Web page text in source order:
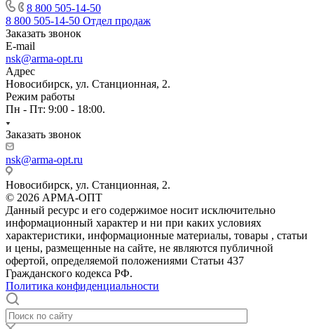
8 800 505-14-50
8 800 505-14-50 Отдел продаж
Заказать звонок
E-mail
nsk@arma-opt.ru
Адрес
Новосибирск, ул. Станционная, 2.
Режим работы
Пн - Пт: 9:00 - 18:00.
Заказать звонок
nsk@arma-opt.ru
Новосибирск, ул. Станционная, 2.
© 2026 АРМА-ОПТ
Данный ресурс и его содержимое носит исключительно
информационный характер и ни при каких условиях
характеристики, информационные материалы, товары , статьи
и цены, размещенные на сайте, не являются публичной
офертой, определяемой положениями Статьи 437
Гражданского кодекса РФ.
Политика конфиденциальности